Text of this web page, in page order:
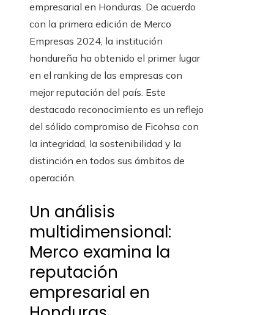
empresarial en Honduras. De acuerdo
con la primera edición de Merco
Empresas 2024, la institución
hondureña ha obtenido el primer lugar
en el ranking de las empresas con
mejor reputación del país. Este
destacado reconocimiento es un reflejo
del sólido compromiso de Ficohsa con
la integridad, la sostenibilidad y la
distinción en todos sus ámbitos de
operación.
Un análisis
multidimensional:
Merco examina la
reputación
empresarial en